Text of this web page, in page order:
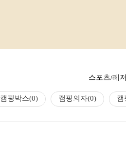
스포츠/레저
캠핑박스(0) 캠핑의자(0) 캠